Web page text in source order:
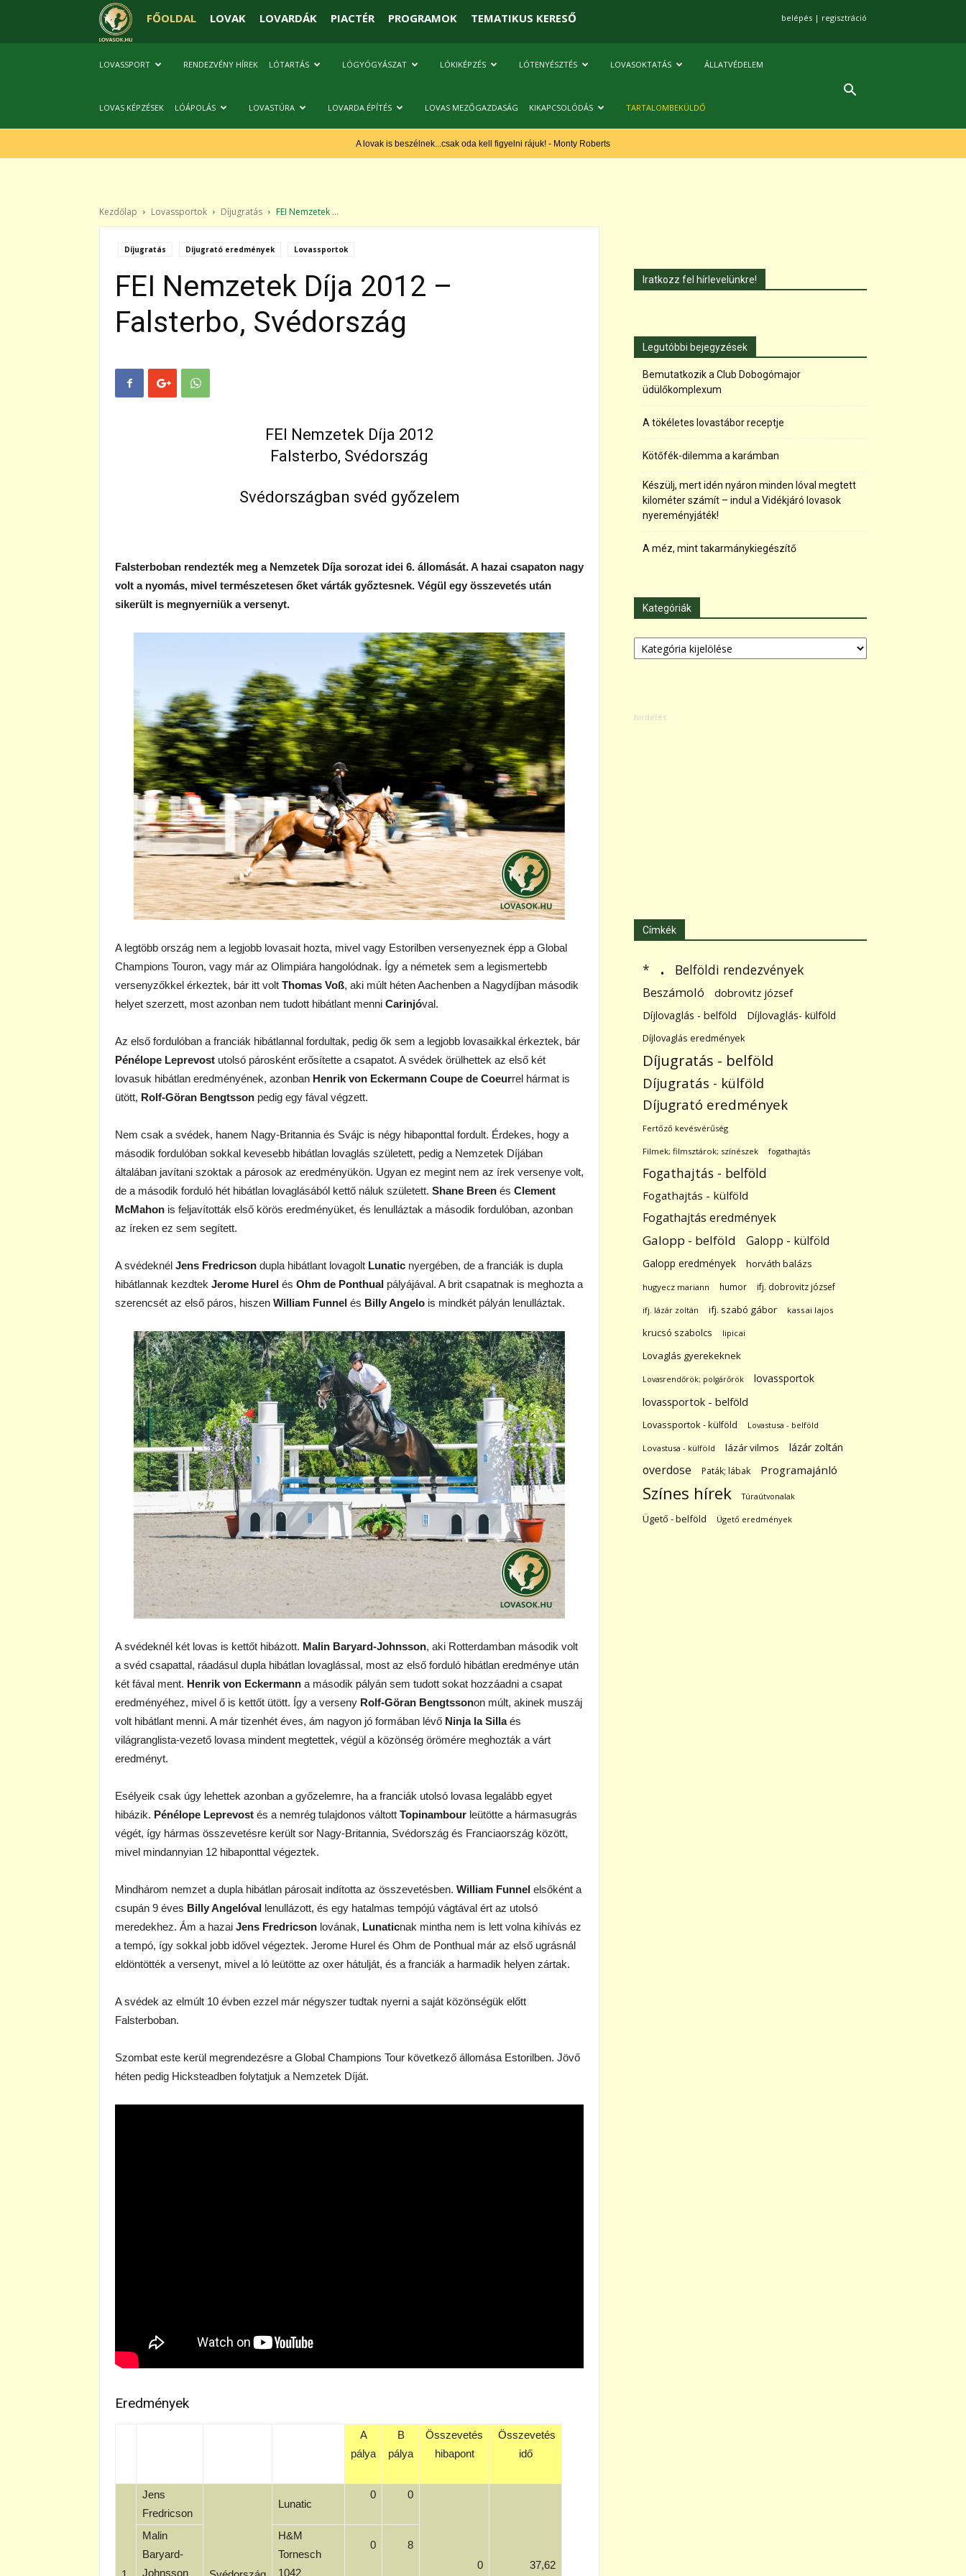
FŐOLDAL LOVAK LOVARDÁK PIACTÉR PROGRAMOK TEMATIKUS KERESŐ belépés | regisztráció
LOVASSPORT RENDEZVÉNY HÍREK LÓTARTÁS LÓGYÓGYÁSZAT LÓKIKÉPZÉS LÓTENYÉSZTÉS LOVASOKTATÁS ÁLLATVÉDELEM
LOVAS KÉPZÉSEK LÓÁPOLÁS LOVASTÚRA LOVARDA ÉPÍTÉS LOVAS MEZŐGAZDASÁG KIKAPCSOLÓDÁS TARTALOMBEKÜLDŐ
A lovak is beszélnek...csak oda kell figyelni rájuk! - Monty Roberts
Kezdőlap Lovassportok Díjugratás FEI Nemzetek ...
Díjugratás Díjugrató eredmények Lovassportok
FEI Nemzetek Díja 2012 –
Falsterbo, Svédország
FEI Nemzetek Díja 2012
Falsterbo, Svédország
Svédországban svéd győzelem
Falsterboban rendezték meg a Nemzetek Díja sorozat idei 6. állomását. A hazai csapaton nagy
volt a nyomás, mivel természetesen őket várták győztesnek. Végül egy összevetés után
sikerült is megnyerniük a versenyt.
A legtöbb ország nem a legjobb lovasait hozta, mivel vagy Estorilben versenyeznek épp a Global
Champions Touron, vagy már az Olimpiára hangolódnak. Így a németek sem a legismertebb
versenyzőkkel érkeztek, bár itt volt Thomas Voß, aki múlt héten Aachenben a Nagydíjban második
helyet szerzett, most azonban nem tudott hibátlant menni Carinjóval.
Az első fordulóban a franciák hibátlannal fordultak, pedig ők sem a legjobb lovasaikkal érkeztek, bár
Pénélope Leprevost utolsó párosként erősítette a csapatot. A svédek örülhettek az első két
lovasuk hibátlan eredményének, azonban Henrik von Eckermann Coupe de Coeurrel hármat is
ütött, Rolf-Göran Bengtsson pedig egy fával végzett.
Nem csak a svédek, hanem Nagy-Britannia és Svájc is négy hibaponttal fordult. Érdekes, hogy a
második fordulóban sokkal kevesebb hibátlan lovaglás született, pedig a Nemzetek Díjában
általában javítani szoktak a párosok az eredményükön. Ugyan ez megint nem az írek versenye volt,
de a második forduló hét hibátlan lovaglásából kettő náluk született. Shane Breen és Clement
McMahon is feljavították első körös eredményüket, és lenulláztak a második fordulóban, azonban
az íreken ez sem segített.
A svédeknél Jens Fredricson dupla hibátlant lovagolt Lunatic nyergében, de a franciák is dupla
hibátlannak kezdtek Jerome Hurel és Ohm de Ponthual pályájával. A brit csapatnak is meghozta a
szerencsét az első páros, hiszen William Funnel és Billy Angelo is mindkét pályán lenulláztak.
A svédeknél két lovas is kettőt hibázott. Malin Baryard-Johnsson, aki Rotterdamban második volt
a svéd csapattal, ráadásul dupla hibátlan lovaglással, most az első forduló hibátlan eredménye után
két fával ment. Henrik von Eckermann a második pályán sem tudott sokat hozzáadni a csapat
eredményéhez, mivel ő is kettőt ütött. Így a verseny Rolf-Göran Bengtssonon múlt, akinek muszáj
volt hibátlant menni. A már tizenhét éves, ám nagyon jó formában lévő Ninja la Sillaés
világranglista-vezető lovasa mindent megtettek, végül a közönség örömére meghozták a várt
eredményt.
Esélyeik csak úgy lehettek azonban a győzelemre, ha a franciák utolsó lovasa legalább egyet
hibázik. Pénélope Leprevost és a nemrég tulajdonos váltott Topinambour leütötte a hármasugrás
végét, így hármas összevetésre került sor Nagy-Britannia, Svédország és Franciaország között,
mivel mindannyian 12 hibaponttal végeztek.
Mindhárom nemzet a dupla hibátlan párosait indította az összevetésben. William Funnel elsőként a
csupán 9 éves Billy Angelóval lenullázott, és egy hatalmas tempójú vágtával ért az utolsó
meredekhez. Ám a hazai Jens Fredricson lovának, Lunaticnak mintha nem is lett volna kihívás ez
a tempó, így sokkal jobb idővel végeztek. Jerome Hurel és Ohm de Ponthual már az első ugrásnál
eldöntötték a versenyt, mivel a ló leütötte az oxer hátulját, és a franciák a harmadik helyen zártak.
A svédek az elmúlt 10 évben ezzel már négyszer tudtak nyerni a saját közönségük előtt
Falsterboban.
Szombat este kerül megrendezésre a Global Champions Tour következő állomása Estorilben. Jövő
héten pedig Hicksteadben folytatjuk a Nemzetek Díját.
Eredmények
A
pálya
B
pálya
Összevetés
hibapont
Összevetés
idő
Jens
Fredricson
Lunatic
0 0
0 37,62
Malin
Baryard-
Johnsson
H&M
Tornesch
1042
0 8
Iratkozz fel hírlevelünkre!
Legutóbbi bejegyzések
Bemutatkozik a Club Dobogómajor
üdülőkomplexum
A tökéletes lovastábor receptje
Kötőfék-dilemma a karámban
Készülj, mert idén nyáron minden lóval megtett
kilométer számít – indul a Vidékjáró lovasok
nyereményjáték!
A méz, mint takarmánykiegészítő
Kategóriák
Kategóriák
Címkék
* . Belföldi rendezvények
Beszámoló dobrovitz józsef
Díjlovaglás - belföld Díjlovaglás- külföld
Díjlovaglás eredmények
Díjugratás - belföld
Díjugratás - külföld
Díjugrató eredmények
Fertőző kevésvérűség
Filmek; filmsztárok; színészek fogathajtás
Fogathajtás - belföld
Fogathajtás - külföld
Fogathajtás eredmények
Galopp - belföld Galopp - külföld
Galopp eredmények horváth balázs
hugyecz mariann humor ifj. dobrovitz józsef
ifj. lázár zoltán ifj. szabó gábor kassai lajos
krucsó szabolcs lipicai
Lovaglás gyerekeknek
Lovasrendőrök; polgárőrök
lovassportok
lovassportok - belföld
Lovassportok - külföld Lovastusa - belföld
Lovastusa - külföld lázár vilmos lázár zoltán
overdose Paták; lábak Programajánló
Színes hírek Túraútvonalak
Ügető - belföld Ügető eredmények